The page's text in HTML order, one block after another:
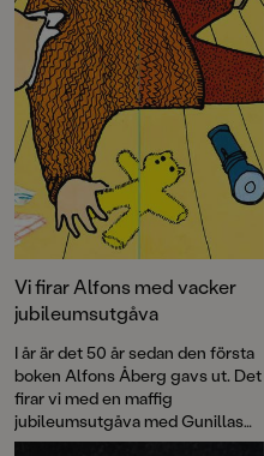
Vi firar Alfons med vacker
jubileumsutgåva
I år är det 50 år sedan den första
boken Alfons Åberg gavs ut. Det
firar vi med en maffig
jubileumsutgåva med Gunillas
Bergströms bästa